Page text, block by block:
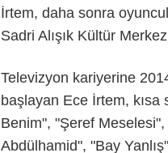
İrtem, daha sonra
Sadri Alışık Kültür
Televizyon kariyerine
başlayan Ece İrtem, kısa
Benim", "Şeref
Abdülhamid", "Bay